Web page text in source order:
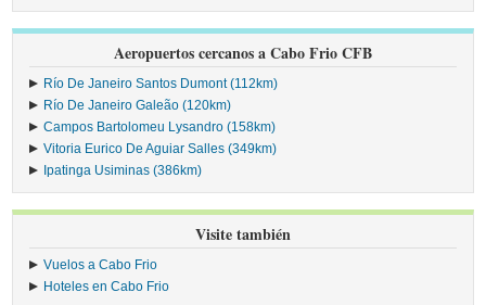
Aeropuertos cercanos a Cabo Frio CFB
Río De Janeiro Santos Dumont (112km)
Río De Janeiro Galeão (120km)
Campos Bartolomeu Lysandro (158km)
Vitoria Eurico De Aguiar Salles (349km)
Ipatinga Usiminas (386km)
Visite también
Vuelos a Cabo Frio
Hoteles en Cabo Frio